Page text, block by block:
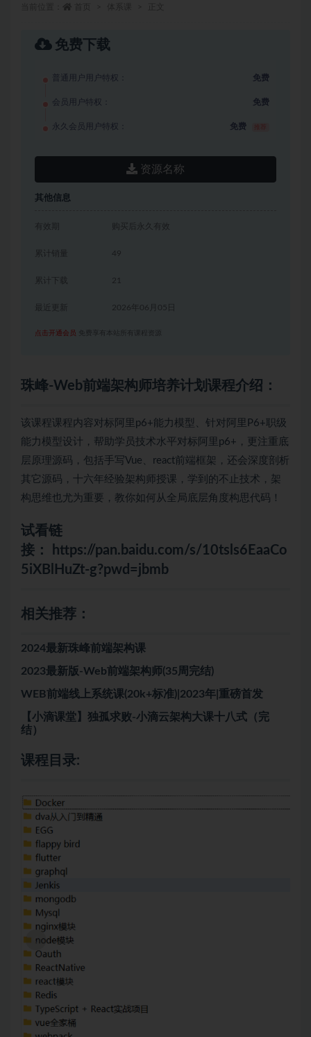
免费下载
普通用户用户特权： 免费
会员用户特权： 免费
永久会员用户特权： 免费
资源名称
其他信息
有效期 购买后永久有效
累计销量 49
累计下载 21
2026年06月05日
点击开通会员 免费享有本站所有课程资源
珠峰-Web前端架构师培养计划课程介绍：
该课程课程内容对标阿里p6+能力模型、针对阿里P6+职级
能力模型设计，帮助学员技术水平对标阿里p6+，更注重底
层原理源码，包括手写Vue、react前端框架，还会深度剖析
其它源码，十六年经验架构师授课，学到的不止技术，架
构思维也尤为重要，教你如何从全局底层角度构思代码！
试看链
接：
https://pan.baidu.com/s/10tsls6EaaCo
5iXBlHuZt-g?pwd=jbmb
相关推荐：
2024最新珠峰前端架构课
2023最新版-Web前端架构师(35周完结)
WEB前端线上系统课(20k+标准)|2023年|重磅首发
【小滴课堂】独孤求败-小滴云架构大课十八式（完
结）
课程目录: